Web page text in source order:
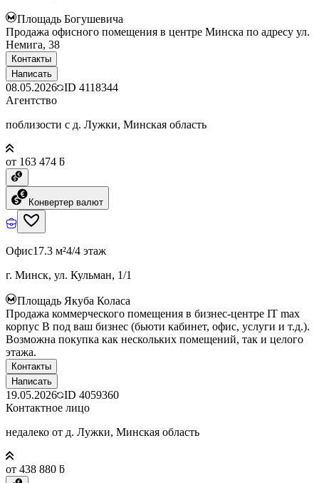
Площадь Богушевича
Продажа офисного помещения в центре Минска по адресу ул.
Немига, 38
Контакты
Написать
08.05.2026 ID 4118344
Агентство
поблизости с д. Лужки, Минская область
от 163 474 ƃ
Конвертер валют
Офис17.3 м²4/4 этаж
г. Минск, ул. Кульман, 1/1
Площадь Якуба Коласа
Продажа коммерческого помещения в бизнес-центре IT max
корпус B под ваш бизнес (бьюти кабинет, офис, услуги и т.д.).
Возможна покупка как нескольких помещений, так и целого
этажа.
Контакты
Написать
19.05.2026 ID 4059360
Контактное лицо
недалеко от д. Лужки, Минская область
от 438 880 ƃ